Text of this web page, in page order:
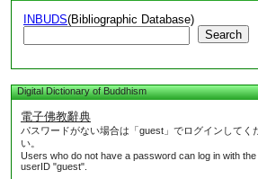
INBUDS(Bibliographic Database)
Search
Digital Dictionary of Buddhism
電子佛教辭典
パスワードがない場合は「guest」でログインしてく
い。
Users who do not have a password can log in with the
userID "guest".